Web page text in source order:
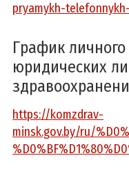
pryamykh-
График
юридических
https://komzdrav-
minsk.gov.by/ru/